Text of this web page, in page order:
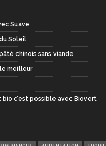
Suave
Soleil
chinois sans viande
meilleur
c’est possible avec Biovert